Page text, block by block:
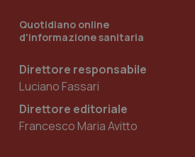
Quotidiano online
d'informazione sanitaria
Direttore responsabile
Luciano Fassari
Direttore editoriale
Francesco Maria Avitto